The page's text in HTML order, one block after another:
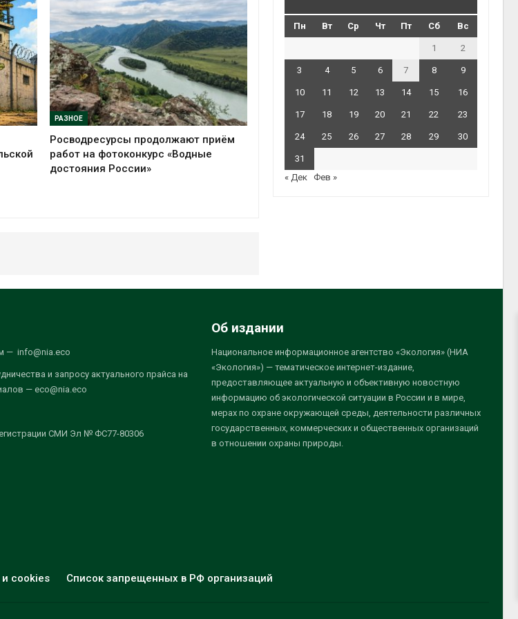
РАЗНОЕ
Росводресурсы продолжают приём
работ на фотоконкурс «Водные
достояния России»
Пн Вт Ср Чт Пт Сб Вс
1 2
3 4 5 6 7 8 9
10 11 12 13 14 15 16
17 18 19 20 21 22 23
24 25 26 27 28 29 30
31
« Дек
Фев »
— info@nia.eco
и запросу актуального прайса на
— eco@nia.eco
СМИ Эл № ФС77-80306
Об издании
Национальное информационное агентство «Экология» (НИА
«Экология») — тематическое интернет-издание,
предоставляющее актуальную и объективную новостную
информацию об экологической ситуации в России и в мире,
мерах по охране окружающей среды, деятельности различных
государственных, коммерческих и общественных организаций
в отношении охраны природы.
cookies Список запрещенных в РФ организаций